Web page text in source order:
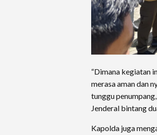
“Dimana kegiatan
merasa aman dan
tunggu
Jenderal bintang
Kapolda juga